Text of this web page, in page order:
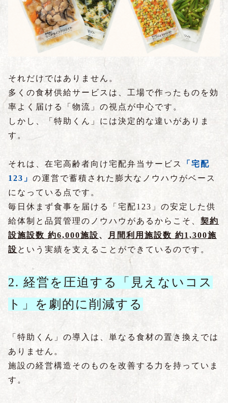
それだけではありません。
多くの食材供給サービスは、工場で作ったものを効
率よく届ける「物流」の視点が中心です。
しかし、「特助くん」には決定的な違いがありま
す。
それは、在宅高齢者向け宅配弁当サービス
「宅配
123」 の運営で蓄積された膨大なノウハウがベース
になっている点です。
毎日休まず食事を届ける「宅配123」の安定した供
給体制と品質管理のノウハウがあるからこそ、 契約
設施設数 約6,000施設、
月間利用施設数 約1,300施
設 という実績を支えることができているのです。
2. 経営を圧迫する「見えないコス
ト」を劇的に削減する
「特助くん」の導入は、単なる食材の置き換えでは
ありません。
施設の経営構造そのものを改善する力を持っていま
す。